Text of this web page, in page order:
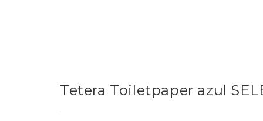
Tetera Toiletpaper azul